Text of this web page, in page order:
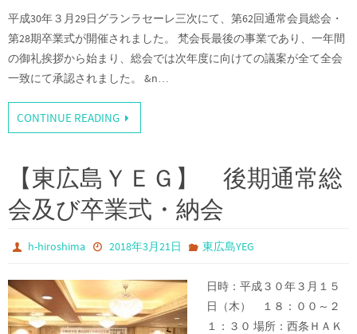
平成30年３月29日グランラセーレ三次にて、第62回通常会員総会・
第28期卒業式が開催されました。 梵会長最後の事業であり、一年間
の御礼挨拶から始まり、総会では次年度に向けての議案が全て全会
一致にて承認されました。 &n…
CONTINUE READING
【東広島ＹＥＧ】 後期通常総
会及び卒業式・納会
h-hiroshima 2018年3月21日 東広島YEG
日時：平成３０年３月１５
日（木） １８：００～２
１：３０ 場所：西条ＨＡＫ